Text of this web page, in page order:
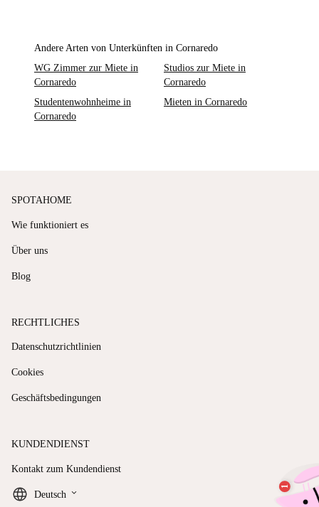
Andere Arten von Unterkünften in Cornaredo
WG Zimmer zur Miete in
Cornaredo
Studios zur Miete in
Cornaredo
Studentenwohnheime in
Cornaredo
Mieten in Cornaredo
SPOTAHOME
Wie funktioniert es
Über uns
Blog
RECHTLICHES
Datenschutzrichtlinien
Cookies
Geschäftsbedingungen
KUNDENDIENST
Kontakt zum Kundendienst
Deutsch keyboard_arrow_down